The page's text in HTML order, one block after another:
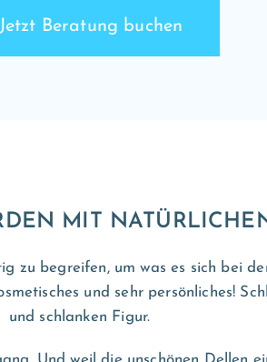
Jetzt Beratung buchen
MIT
zu begreifen, um was es sich bei
und sehr persönliches!
und schlanken Figur.